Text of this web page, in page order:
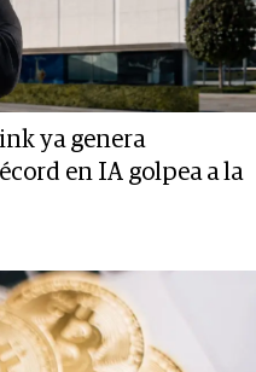
ya genera
en IA golpea a la